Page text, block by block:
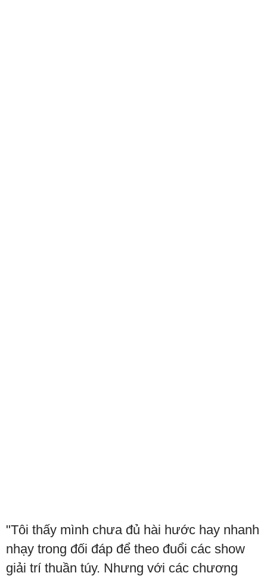
"Tôi thấy mình chưa đủ hài hước hay nhanh
nhạy trong đối đáp để theo đuổi các show
giải trí thuần túy. Nhưng với các chương